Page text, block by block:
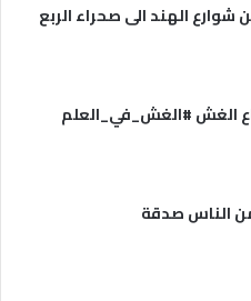
الهند الى صحراء الربع
الغش #الغش_في_العلم
الناس صدقة